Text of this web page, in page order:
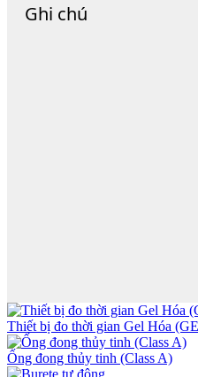
Ghi chú
Thiết bị đo thời gian Gel Hóa
Ống đong thủy tinh (Class A)